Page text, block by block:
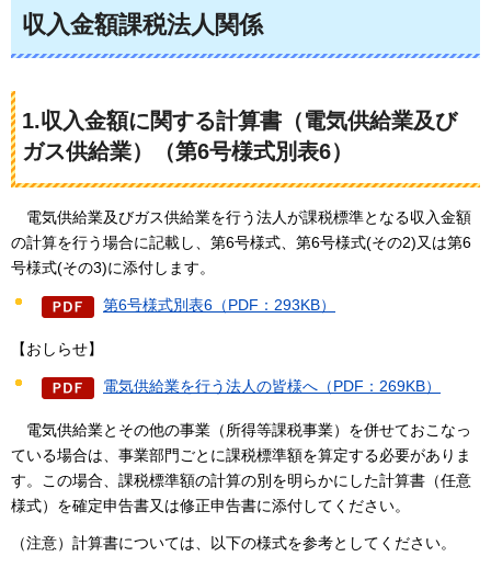
収入金額課税法人関係
1.収入金額に関する計算書（電気供給業及び
ガス供給業）（第6号様式別表6）
電気供給業及びガス供給業を行う法人が課税標準となる収入金額
の計算を行う場合に記載し、第6号様式、第6号様式(その2)又は第6
号様式(その3)に添付します。
第6号様式別表6（PDF：293KB）
【おしらせ】
電気供給業を行う法人の皆様へ（PDF：269KB）
電気供給業とその他の事業（所得等課税事業）を併せておこなっ
ている場合は、事業部門ごとに課税標準額を算定する必要がありま
す。この場合、課税標準額の計算の別を明らかにした計算書（任意
様式）を確定申告書又は修正申告書に添付してください。
（注意）計算書については、以下の様式を参考としてください。